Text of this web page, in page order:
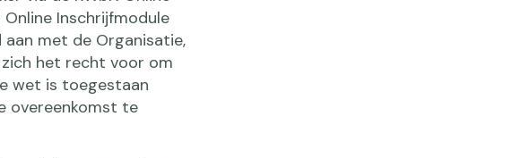
Inschrijfmodule
met de Organisatie,
zich het recht voor om
wet is toegestaan
overeenkomst te